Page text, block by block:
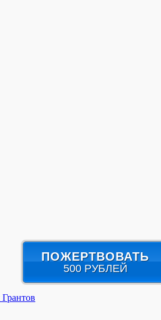
ПОЖЕРТВОВАТЬ
500 РУБЛЕЙ